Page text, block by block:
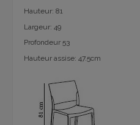
Hauteur: 81
Largeur: 49
Profondeur 53
Hauteur assise: 47.5cm